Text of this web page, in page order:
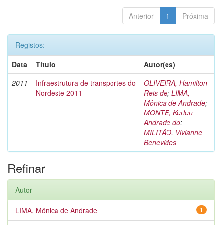
Anterior 1 Próxima
Registos:
Data
Título
Autor(es)
2011
Infraestrutura de transportes do
Nordeste 2011
OLIVEIRA, Hamilton
Reis de; LIMA,
Mônica de Andrade;
MONTE, Kerlen
Andrade do;
MILITÃO, Vivianne
Benevides
Refinar
Autor
1
LIMA, Mônica de Andrade